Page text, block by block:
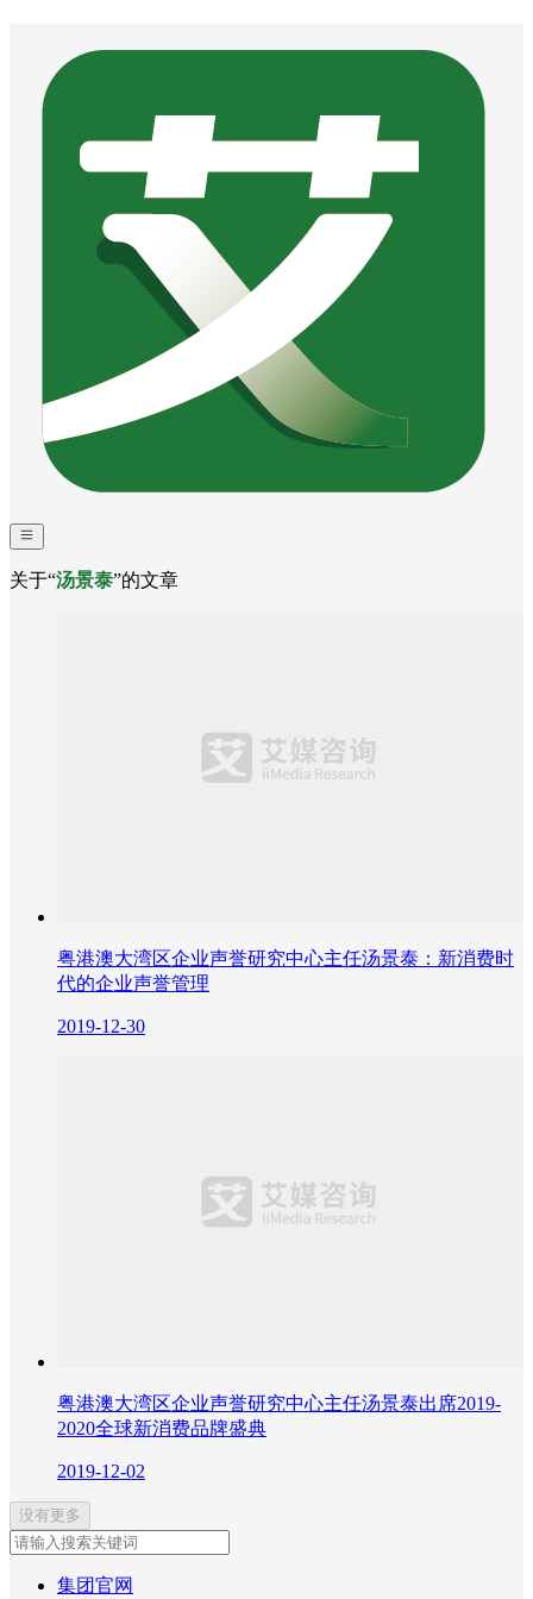
关于“汤景泰”的文章
粤港澳大湾区企业声誉研究中心主任汤景泰：新消费时
代的企业声誉管理
2019-12-30
粤港澳大湾区企业声誉研究中心主任汤景泰出席2019-
2020全球新消费品牌盛典
2019-12-02
没有更多
集团官网